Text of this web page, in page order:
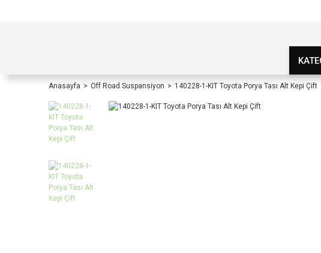
Anasayfa Off Road Suspansiyon 140228-1-KIT Toyota Porya Tası Alt Kepi Çift